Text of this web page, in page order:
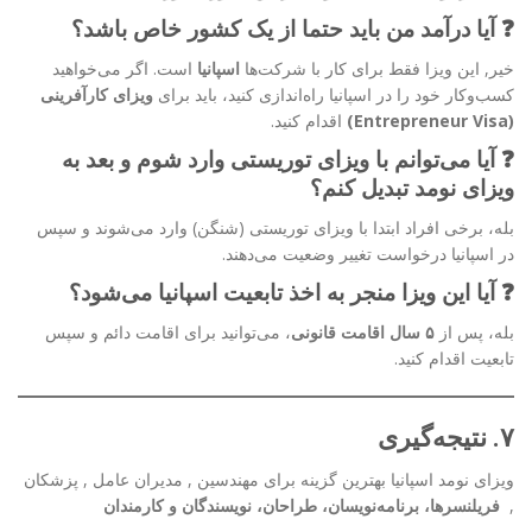
❓ آیا درآمد من باید حتما از یک کشور خاص باشد؟
خیر, این ویزا فقط برای کار با شرکت‌ها اسپانیا است. اگر می‌خواهید
کسب‌وکار خود را در اسپانیا راه‌اندازی کنید، باید برای ویزای کارآفرینی
(Entrepreneur Visa)
اقدام کنید.
❓ آیا می‌توانم با ویزای توریستی وارد شوم و بعد به
ویزای نومد تبدیل کنم؟
بله، برخی افراد ابتدا با ویزای توریستی (شنگن) وارد می‌شوند و سپس
در اسپانیا درخواست تغییر وضعیت می‌دهند.
❓ آیا این ویزا منجر به اخذ تابعیت اسپانیا می‌شود؟
بله، پس از ۵ سال اقامت قانونی
، می‌توانید برای اقامت دائم و سپس
تابعیت اقدام کنید.
۷. نتیجه‌گیری
ویزای نومد اسپانیا بهترین گزینه برای مهندسین , مدیران عامل , پزشکان
, فریلنسرها، برنامه‌نویسان، طراحان، نویسندگان و کارمندان